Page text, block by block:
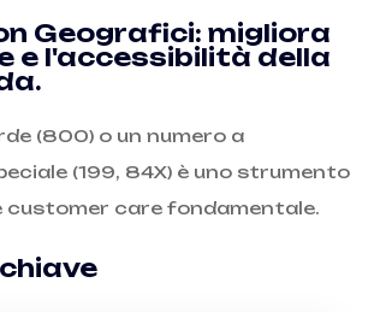
Geografici: migliora
e l'accessibilità della
(800) o un numero a
(199, 84X) è uno strumento
customer care fondamentale.